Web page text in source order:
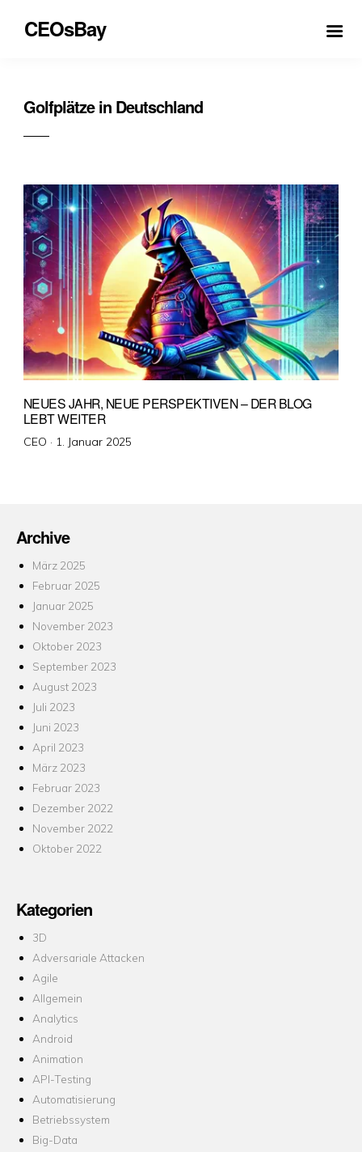
CEOsBay
Golfplätze in Deutschland
NEUES JAHR, NEUE PERSPEKTIVEN – DER BLOG
LEBT WEITER
CEO · Veröffentlicht
1. Januar 2025
Archive
März 2025
Februar 2025
Januar 2025
November 2023
Oktober 2023
September 2023
August 2023
Juli 2023
Juni 2023
April 2023
März 2023
Februar 2023
Dezember 2022
November 2022
Oktober 2022
Kategorien
3D
Adversariale Attacken
Agile
Allgemein
Analytics
Android
Animation
API-Testing
Automatisierung
Betriebssystem
Big-Data